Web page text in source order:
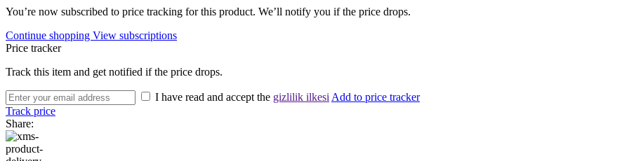
You’re now subscribed to price tracking for this product. We’ll notify you if the price drops.
Continue shopping View subscriptions
Price tracker
Track this item and get notified if the price drops.
I have read and accept the gizlilik ilkesiAdd to price tracker
Track price
Share: